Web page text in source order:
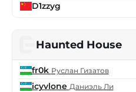
D1zzyg
Haunted House
fr0k Руслан Гизатов
icyvlone Даниэль Ли